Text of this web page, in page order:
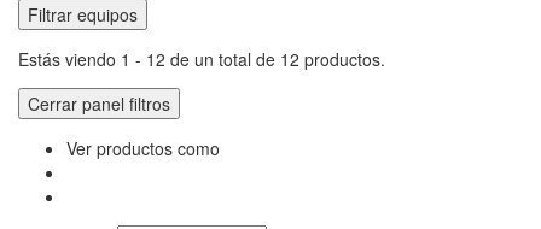
Filtrar equipos
Estás viendo 1 - 12 de un total de 12 productos.
Cerrar panel filtros
Ver productos como